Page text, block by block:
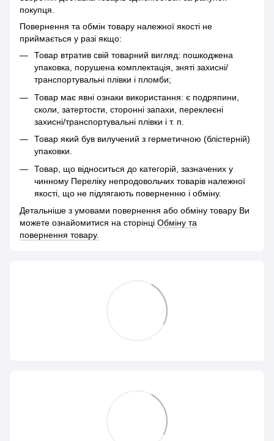
покупця.
Повернення та обмін товару належної якості не
приймається у разі якщо:
Товар втратив свій товарний вигляд: пошкоджена
упаковка, порушена комплектація, зняті захисні/
транспортувальні плівки і пломби;
Товар має явні ознаки використання: є подряпини,
сколи, затертости, сторонні запахи, переклеєні
захисні/транспортувальні плівки і т. п.
Товар який був вилучений з герметичною (блістерній)
упаковки.
Товар, що відноситься до категорій, зазначених у
чинному Переліку непродовольчих товарів належної
якості, що не підлягають поверненню і обміну.
Детальніше з умовами повернення або обміну товару Ви
можете ознайомитися на сторінці Обміну та
повернення товару.